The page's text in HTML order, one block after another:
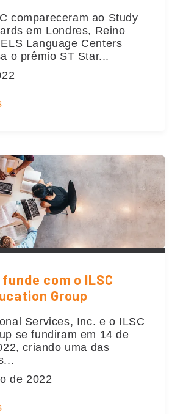
compareceram ao Study
em Londres, Reino
Language Centers
o prêmio ST Star...
funde com o ILSC
Group
Services, Inc. e o ILSC
se fundiram em 14 de
criando uma das
de 2022